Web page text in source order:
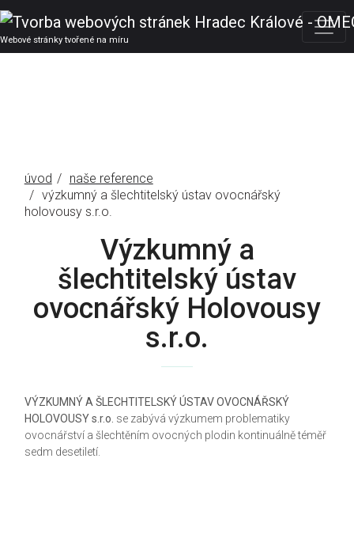
Webové stránky tvořené na míru
úvod
naše reference
výzkumný a šlechtitelský ústav ovocnářský
holovousy s.r.o.
Výzkumný a
šlechtitelský ústav
ovocnářský Holovousy
s.r.o.
VÝZKUMNÝ A ŠLECHTITELSKÝ ÚSTAV OVOCNÁŘSKÝ
HOLOVOUSY s.r.o. se zabývá výzkumem problematiky
ovocnářství a šlechtěním ovocných plodin kontinuálně téměř
sedm desetiletí.